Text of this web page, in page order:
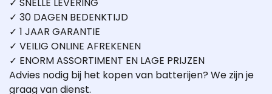
✓ 30 DAGEN BEDENKTIJD
✓ 1 JAAR GARANTIE
✓ VEILIG ONLINE AFREKENEN
✓ ENORM ASSORTIMENT EN LAGE PRIJZEN
Advies nodig bij het kopen van batterijen? We zijn je
graag van dienst.